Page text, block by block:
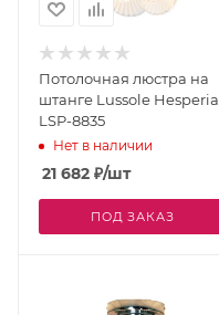
Потолочная люстра на
штанге Lussole Hesperia
LSP-8835
Нет в наличии
21 682 ₽/шт
ПОД ЗАКАЗ